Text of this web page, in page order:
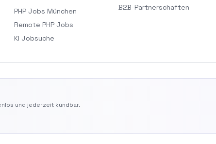
PHP Jobs München
Remote PHP Jobs
KI Jobsuche
B2B-Partnerschaften
und jederzeit kündbar.